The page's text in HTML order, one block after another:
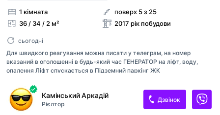
1 кімната
36 / 34 / 2 м²
поверх 5 з 25
2017 рік побудови
сьогодні
Для швидкого реагування можна писати у телеграм, на номер
вказаний в оголошенні в будь-який час ГЕНЕРАТОР на ліфт, воду,
опалення Ліфт спускається в Підземний паркінг ЖК
Політехнічний інститут Консьерж Квартира в гарній локації Оплата
при підписанні договору перший місяць оренди та страхова сума
власнику. Комісійні послуги 50% від суми оренди Зручно дістатись :
Камінський Аркадій
Рієлтор
Дзвінок